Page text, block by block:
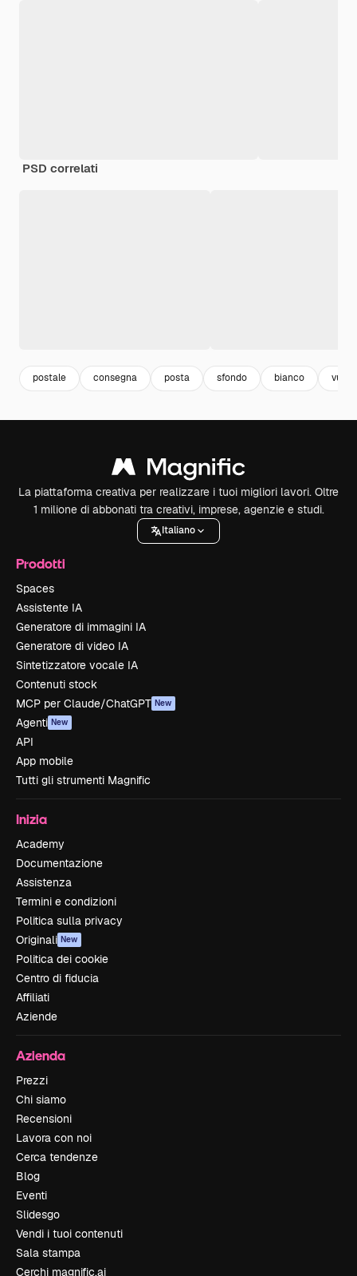
PSD correlati
postale consegna posta sfondo bianco vuoto
La piattaforma creativa per realizzare i tuoi migliori lavori. Oltre
1 milione di abbonati tra creativi, imprese, agenzie e studi.
Italiano
Prodotti
Spaces
Assistente IA
Generatore di immagini IA
Generatore di video IA
Sintetizzatore vocale IA
Contenuti stock
MCP per Claude/ChatGPT New
Agenti New
API
App mobile
Tutti gli strumenti Magnific
Inizia
Academy
Documentazione
Assistenza
Termini e condizioni
Politica sulla privacy
Originali New
Politica dei cookie
Centro di fiducia
Affiliati
Aziende
Azienda
Prezzi
Chi siamo
Recensioni
Lavora con noi
Cerca tendenze
Blog
Eventi
Slidesgo
Vendi i tuoi contenuti
Sala stampa
Cerchi magnific.ai